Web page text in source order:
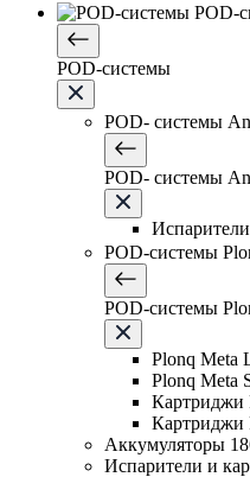
POD-
POD-системы
POD- системы
POD- системы
POD-системы
POD-системы
Plonq Meta
Plonq Meta
Картриджи
Картриджи
Аккумуляторы
Испарители и